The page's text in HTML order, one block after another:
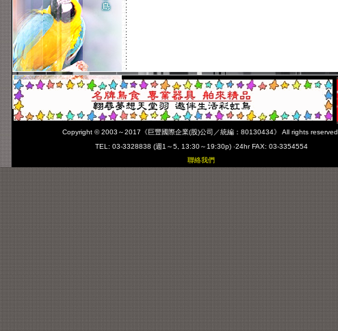
Copyright © 2003～2017 《巨豐國際企業(股)公司／統編：80130434》
All rights reserved.
TEL: 03-3328838 (週1～5, 13:30～19:30p) ‧24hr FAX: 03-3354554
聯絡我們